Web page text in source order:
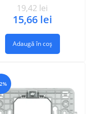
19,42 lei
15,66 lei
Adaugă în coș